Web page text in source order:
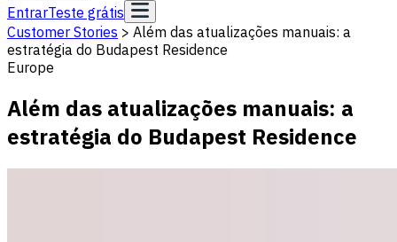
EntrarTeste grátis
Customer Stories > Além das atualizações manuais: a
estratégia do Budapest Residence
Europe
Além das atualizações manuais: a
estratégia do Budapest Residence